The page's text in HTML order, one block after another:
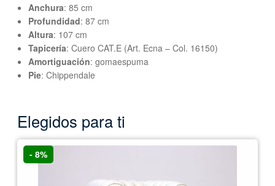
Anchura: 85 cm
Profundidad: 87 cm
Altura: 107 cm
Tapicería: Cuero CAT.E (Art. Ecna – Col. 16150)
Amortiguación: gomaespuma
Pie: Chippendale
Elegidos para ti
- 8%